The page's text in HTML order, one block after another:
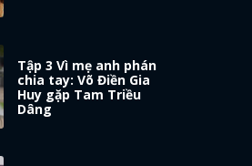
Tập 3 Vì mẹ anh phán
chia tay: Võ Điền Gia
Huy gặp Tam Triều
Dâng